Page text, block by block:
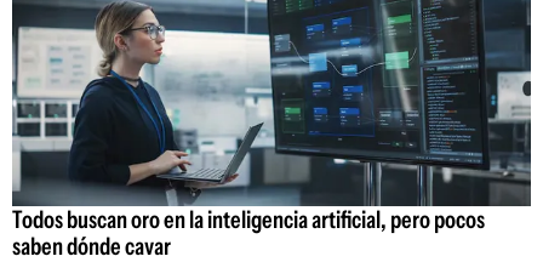
Todos buscan oro en la inteligencia artificial, pero pocos
saben dónde cavar